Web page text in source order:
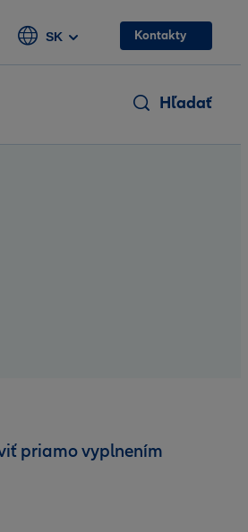
SK Kontakty
Hľadať
priamo vyplnením